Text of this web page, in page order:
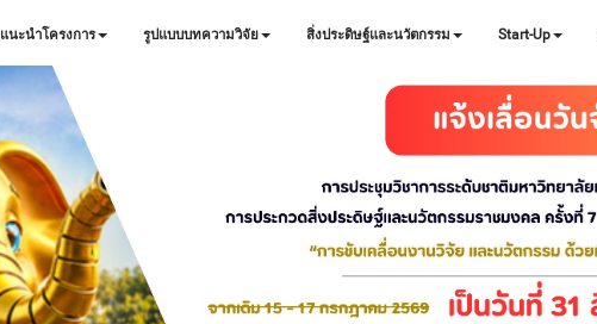
แนะนำโครงการ รูปแบบบทความวิจัย สิ่งประดิษฐ์และนวัตกรรม Start-Up